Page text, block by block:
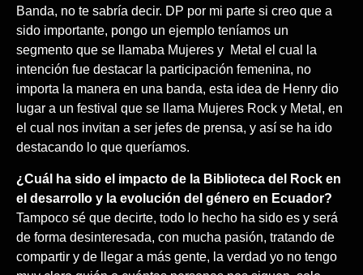
Banda, no te sabría decir. DP por mi parte si creo que a
sido importante, pongo un ejemplo teníamos un
segmento que se llamaba Mujeres y Metal el cual la
intención fue destacar la participación femenina, no
importa la manera en una banda, esta idea de Henry dio
lugar a un festival que se llama Mujeres Rock y Metal, en
el cual nos invitan a ser jefes de prensa, y así se ha ido
destacando lo que queríamos.
¿Cuál ha sido el impacto de la Biblioteca del Rock en
el desarrollo y la evolución del género en Ecuador?
Tampoco sé que decirte, todo lo hecho ha sido es y será
de forma desinteresada, con mucha pasión, tratando de
compartir y de llegar a más gente, la verdad yo no tengo